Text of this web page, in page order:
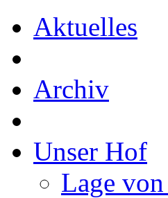
Aktuelles
Archiv
Unser Hof
Lage